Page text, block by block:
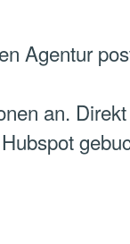
Agentur
an.